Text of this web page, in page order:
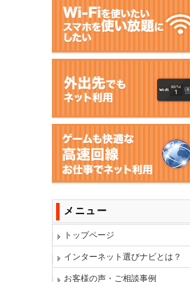
メニュー
トップページ
インターネット選びナビとは？
お客様の声・ご相談事例